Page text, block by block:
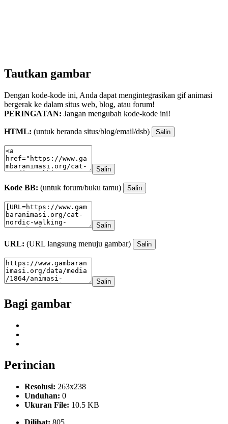
Tautkan gambar
Dengan kode-kode ini, Anda dapat mengintegrasikan gif animasi
bergerak ke dalam situs web, blog, atau forum!
PERINGATAN: Jangan mengubah kode-kode ini!
HTML: (untuk beranda situs/blog/email/dsb) Salin
Salin
Kode BB: (untuk forum/buku tamu) Salin
Salin
URL: (URL langsung menuju gambar) Salin
Salin
Bagi gambar
Perincian
Resolusi: 263x238
Unduhan: 0
Ukuran File: 10.5 KB